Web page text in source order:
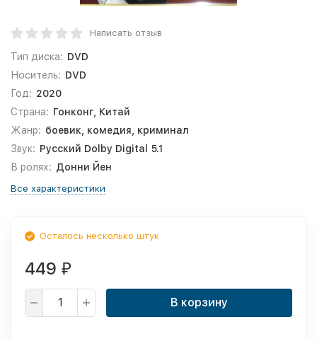
Написать отзыв
Тип диска: DVD
Носитель: DVD
Год: 2020
Страна: Гонконг, Китай
Жанр: боевик, комедия, криминал
Звук: Русский Dolby Digital 5.1
В ролях: Донни Йен
Все характеристики
Осталось несколько штук
449 ₽
В корзину